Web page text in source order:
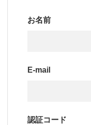
お名前
E-mail
認証コード